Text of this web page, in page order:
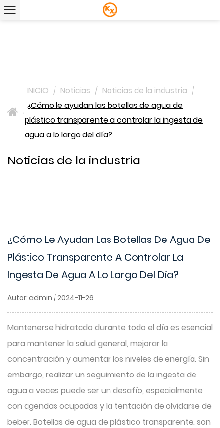
>
INICIO / Noticias / Noticias de la industria /
¿Cómo le ayudan las botellas de agua de
plástico transparente a controlar la ingesta de
agua a lo largo del día?
Noticias de la industria
¿Cómo Le Ayudan Las Botellas De Agua De
Plástico Transparente A Controlar La
Ingesta De Agua A Lo Largo Del Día?
Autor: admin / 2024-11-26
Mantenerse hidratado durante todo el día es esencial
para mantener la salud general, mejorar la
concentración y aumentar los niveles de energía. Sin
embargo, realizar un seguimiento de la ingesta de
agua a veces puede ser un desafío, especialmente
con agendas ocupadas y la tentación de olvidarse de
beber. Botellas de agua de plástico transparente. son